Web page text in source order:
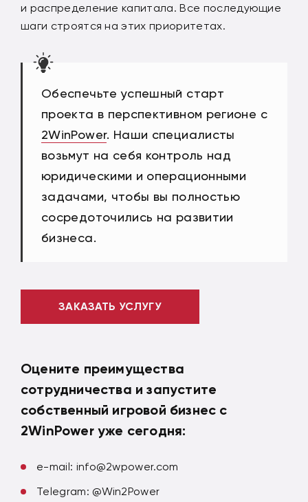
и распределение капитала. Все последующие
шаги строятся на этих приоритетах.
Обеспечьте успешный старт
проекта в перспективном регионе с
2WinPower. Наши специалисты
возьмут на себя контроль над
юридическими и операционными
задачами, чтобы вы полностью
сосредоточились на развитии
бизнеса.
ЗАКАЗАТЬ УСЛУГУ
Оцените преимущества
сотрудничества и запустите
собственный игровой бизнес с
2WinPower уже сегодня:
e-mail: info@2wpower.com
Telegram: @Win2Power